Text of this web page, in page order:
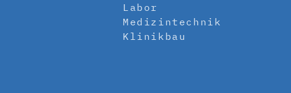
Labor
Medizintechnik
Klinikbau